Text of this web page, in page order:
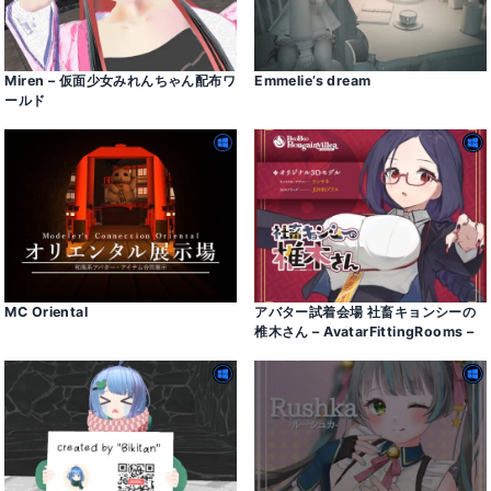
Miren – 仮面少女みれんちゃん配布ワ
ールド
Emmelie’s dream
MC Oriental
アバター試着会場 社畜キョンシーの
椎木さん – AvatarFittingRooms –